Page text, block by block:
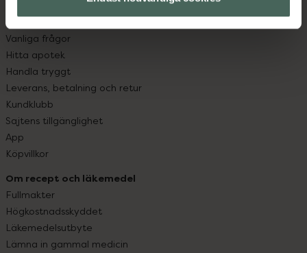
Kontakta oss
Vanliga frågor
Hitta apotek
Handla tryggt
Leverans, betalning och retur
Kundklubb
Sajtens tillgänglighet
App
Köpvillkor
Om recept och läkemedel
Fullmakter
Högkostnadsskyddet
Läkemedelsutbyte
Lämna in gammal medicin